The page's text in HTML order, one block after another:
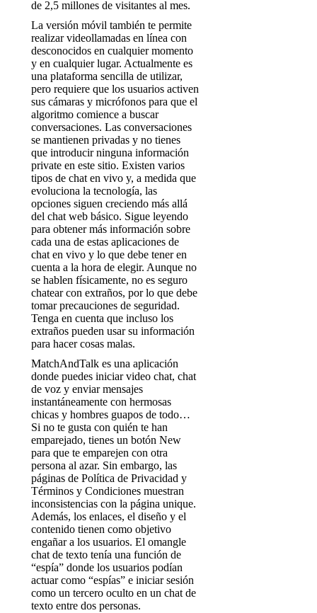
de 2,5 millones de visitantes al mes.
La versión móvil también te permite
realizar videollamadas en línea con
desconocidos en cualquier momento
y en cualquier lugar. Actualmente es
una plataforma sencilla de utilizar,
pero requiere que los usuarios activen
sus cámaras y micrófonos para que el
algoritmo comience a buscar
conversaciones. Las conversaciones
se mantienen privadas y no tienes
que introducir ninguna información
private en este sitio. Existen varios
tipos de chat en vivo y, a medida que
evoluciona la tecnología, las
opciones siguen creciendo más allá
del chat web básico. Sigue leyendo
para obtener más información sobre
cada una de estas aplicaciones de
chat en vivo y lo que debe tener en
cuenta a la hora de elegir. Aunque no
se hablen físicamente, no es seguro
chatear con extraños, por lo que debe
tomar precauciones de seguridad.
Tenga en cuenta que incluso los
extraños pueden usar su información
para hacer cosas malas.
MatchAndTalk es una aplicación
donde puedes iniciar video chat, chat
de voz y enviar mensajes
instantáneamente con hermosas
chicas y hombres guapos de todo…
Si no te gusta con quién te han
emparejado, tienes un botón New
para que te emparejen con otra
persona al azar. Sin embargo, las
páginas de Política de Privacidad y
Términos y Condiciones muestran
inconsistencias con la página unique.
Además, los enlaces, el diseño y el
contenido tienen como objetivo
engañar a los usuarios. El omangle
chat de texto tenía una función de
“espía” donde los usuarios podían
actuar como “espías” e iniciar sesión
como un tercero oculto en un chat de
texto entre dos personas.